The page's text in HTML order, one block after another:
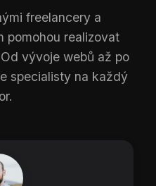
freelancery a
pomohou realizovat
vývoje webů až po
specialisty na každý